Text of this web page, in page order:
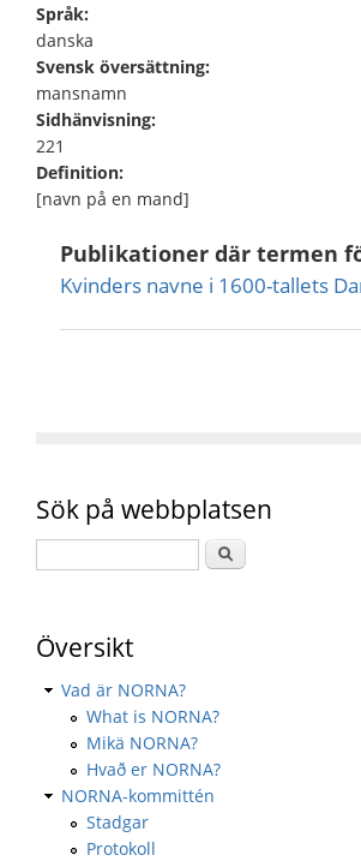
Språk:
danska
Svensk översättning:
mansnamn
Sidhänvisning:
221
Definition:
[navn på en mand]
Publikationer där termen
Kvinders navne i 1600-tallets
Sök på webbplatsen
Översikt
Vad är NORNA?
What is NORNA?
Mikä NORNA?
Hvað er NORNA?
NORNA-kommittén
Stadgar
Protokoll